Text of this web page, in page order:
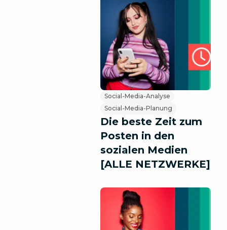
Social-Media-Analyse
Social-Media-Planung
Die beste Zeit zum
Posten in den
sozialen Medien
[ALLE NETZWERKE]